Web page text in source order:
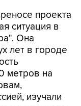
проекта
ситуация в
Она
лет в городе
метров на
изучали